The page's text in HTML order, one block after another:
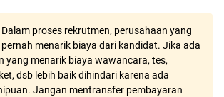
proses rekrutmen, perusahaan yang
menarik biaya dari kandidat. Jika ada
yang menarik biaya wawancara, tes,
dsb lebih baik dihindari karena ada
Jangan mentransfer pembayaran